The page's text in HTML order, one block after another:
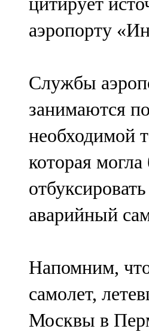
аэропорту
Службы
занимаются
необходимой
которая
отбуксировать
аварийный
Напомним,
самолет,
Москвы в